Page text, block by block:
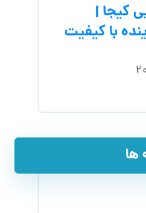
کیجا |
با کیفیت
ها